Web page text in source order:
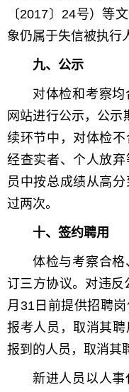
〔2017〕24号）等
象仍属于失信被执行
九、公示
对体检和考察
网站进行公示，公
续环节中，对体检
经查实者、个人放
员中按总成绩从高
过两次。
十、签约聘用
体检与考察合
订三方协议。对违
月31日前提供招聘
报考人员，取消其
报到的人员，取消其
新进人员以人